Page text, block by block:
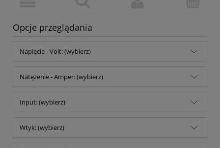
Opcje przeglądania
Napięcie - Volt: (wybierz)
Natężenie - Amper: (wybierz)
Input: (wybierz)
Wtyk: (wybierz)